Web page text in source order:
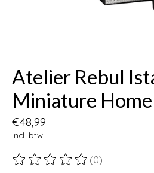
Atelier Rebul
Miniature
€48,99
Incl. btw
De beoordeling van dit product
(0)